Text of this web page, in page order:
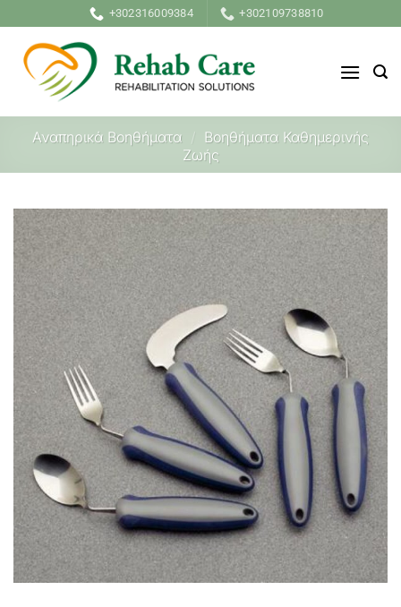
στο
περιεχόμενο
+302316009384 +302109738810
Αναπηρικά Βοηθήματα / Βοηθήματα Καθημερινής
Ζωής